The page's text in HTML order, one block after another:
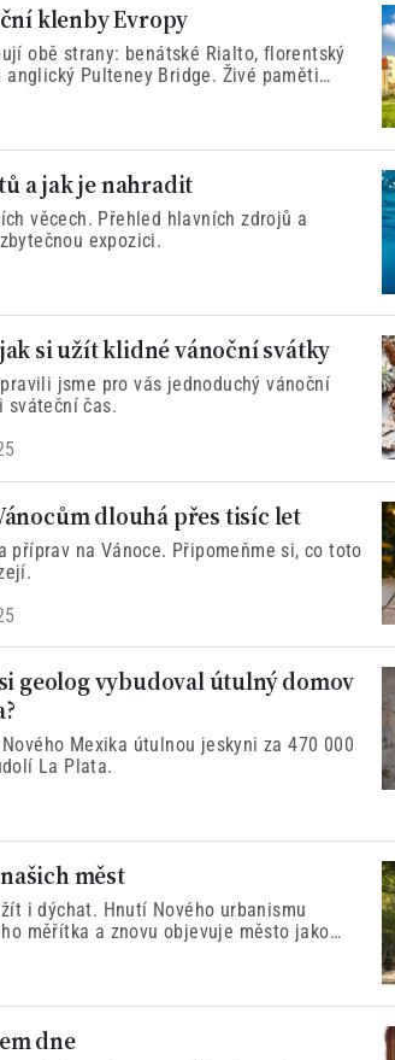
klenby Evropy
obě strany: benátské Rialto, florentský
anglický Pulteney Bridge. Živé paměti
a jak je nahradit
věcech. Přehled hlavních zdrojů a
expozici.
si užít klidné vánoční svátky
jsme pro vás jednoduchý vánoční
sváteční čas.
dlouhá přes tisíc let
příprav na Vánoce. Připomeňme si, co toto
geolog vybudoval útulný domov
Mexika útulnou jeskyni za 470 000
La Plata.
měst
i dýchat. Hnutí Nového urbanismu
měřítka a znovu objevuje město jako
dne